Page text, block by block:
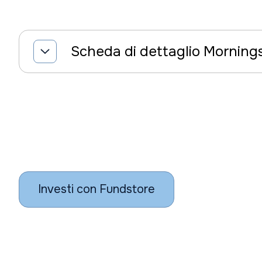
Scheda di dettaglio
Investi con Fundstore